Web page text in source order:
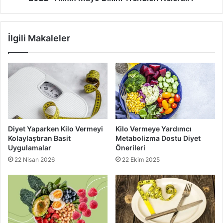
sağlıklı diyet
İlgili Makaleler
Diyet Yaparken Kilo Vermeyi
Kolaylaştıran Basit
Uygulamalar
22 Nisan 2026
Kilo Vermeye Yardımcı
Metabolizma Dostu Diyet
Önerileri
22 Ekim 2025